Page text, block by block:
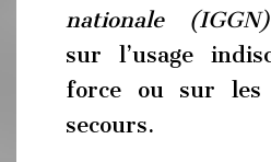
nationale (IGGN)
sur l’usage
force ou sur les
secours.